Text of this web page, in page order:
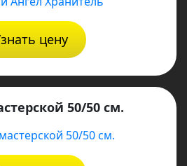
цену
50/50 см.